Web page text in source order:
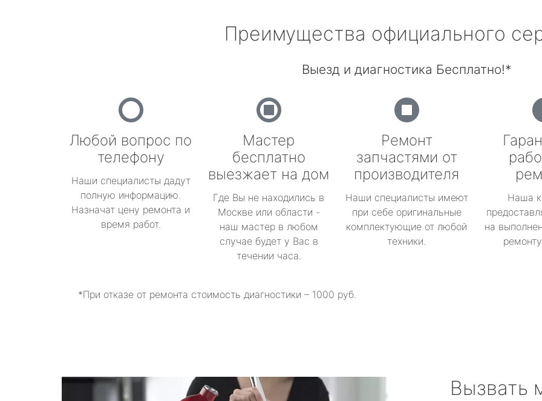
Преимущества официального
Выезд и диагностика Бесплатно!*
Любой вопрос по
телефону
Наши специалисты дадут
полную информацию.
Назначат цену ремонта и
время работ.
Мастер
бесплатно
выезжает на дом
Где Вы не находились в
Москве или области -
наш мастер в любом
случае будет у Вас в
течении часа.
Ремонт
запчастями от
производителя
Наши специалисты имеют
при себе оригинальные
комплектующие от любой
техники.
Наша
на
*При отказе от ремонта стоимость диагностики – 1000 руб.
Вызвать